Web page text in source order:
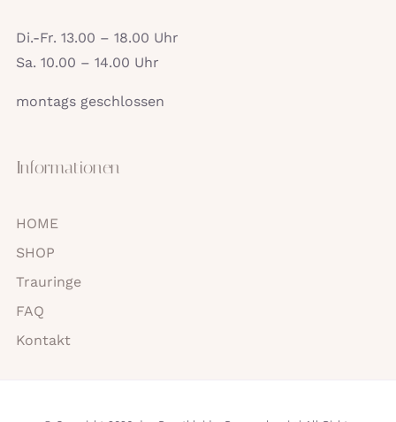
Di.-Fr. 13.00 – 18.00 Uhr
Sa. 10.00 – 14.00 Uhr
montags geschlossen
Informationen
HOME
SHOP
Trauringe
FAQ
Kontakt